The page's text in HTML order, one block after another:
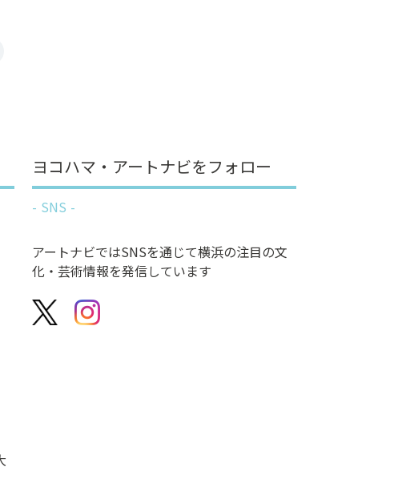
ヨコハマ・アートナビをフォロー
SNS
アートナビではSNSを通じて横浜の注目の文
化・芸術情報を発信しています